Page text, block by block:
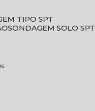
TIPO SPT
SONDAGEM SOLO SPT